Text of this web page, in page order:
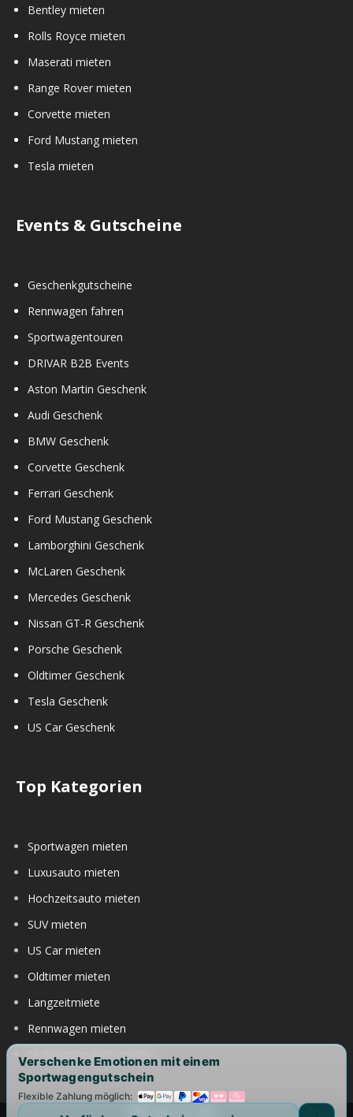
Bentley mieten
Rolls Royce mieten
Maserati mieten
Range Rover mieten
Corvette mieten
Ford Mustang mieten
Tesla mieten
Events & Gutscheine
Geschenkgutscheine
Rennwagen fahren
Sportwagentouren
DRIVAR B2B Events
Aston Martin Geschenk
Audi Geschenk
BMW Geschenk
Corvette Geschenk
Ferrari Geschenk
Ford Mustang Geschenk
Lamborghini Geschenk
McLaren Geschenk
Mercedes Geschenk
Nissan GT-R Geschenk
Porsche Geschenk
Oldtimer Geschenk
Tesla Geschenk
US Car Geschenk
Top Kategorien
Sportwagen mieten
Luxusauto mieten
Hochzeitsauto mieten
SUV mieten
US Car mieten
Oldtimer mieten
Langzeitmiete
Rennwagen mieten
Nürburgring Auto mieten
Verschenke Emotionen mit einem
Sportwagengutschein
Flexible Zahlung möglich: